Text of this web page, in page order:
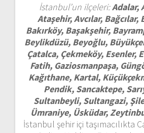
İstanbul’un ilçeleri:Adalar,
Ataşehir, Avcılar, Bağcılar,
Bakırköy, Başakşehir,
Beylikdüzü, Beyoğlu,
Çatalca, Çekmeköy, Esenler,
Fatih, Gaziosmanpaşa,
Kağıthane, Kartal,
Pendik, Sancaktepe,
Sultanbeyli, Sultangazi,
Ümraniye, Üsküdar,
İstanbul şehir içi taşımacılıkta